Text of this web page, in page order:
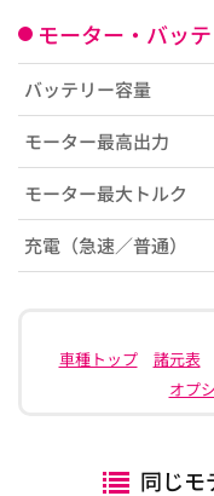
モーター・バッ
バッテリー容量
モーター最高出力
モーター最大トルク
充電（急速／普通）
車種トップ
諸元表
オプ
同じモ